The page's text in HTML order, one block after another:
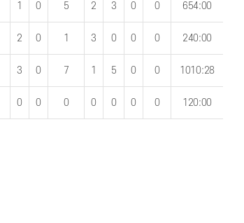
1 0 5 2 3 0 0 654:00
2 0 1 3 0 0 0 240:00
3 0 7 1 5 0 0 1010:28
0 0 0 0 0 0 0 120:00